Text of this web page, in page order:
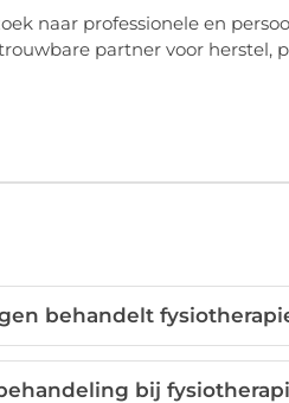
naar professionele en
partner voor herstel,
behandelt
bij